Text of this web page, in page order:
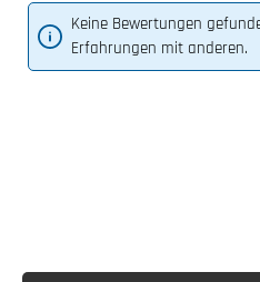
Keine Bewertungen
Erfahrungen mit anderen.